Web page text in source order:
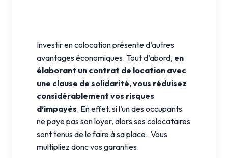
Investir en colocation présente d’autres
avantages économiques. Tout d’abord, en
élaborant un contrat de location avec
une clause de solidarité, vous réduisez
considérablement vos risques
d’impayés. En effet, si l’un des occupants
ne paye pas son loyer, alors ses colocataires
sont tenus de le faire à sa place. Vous
multipliez donc vos garanties.